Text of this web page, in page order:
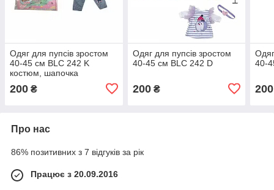
Одяг для пупсів зростом
40-45 см BLC 242 K
костюм, шапочка
200 ₴
Одяг для пупсів зростом
40-45 см BLC 242 D
200₴
40-
200
Про нас
86% позитивних з 7 відгуків за рік
Працює з 20.09.2016